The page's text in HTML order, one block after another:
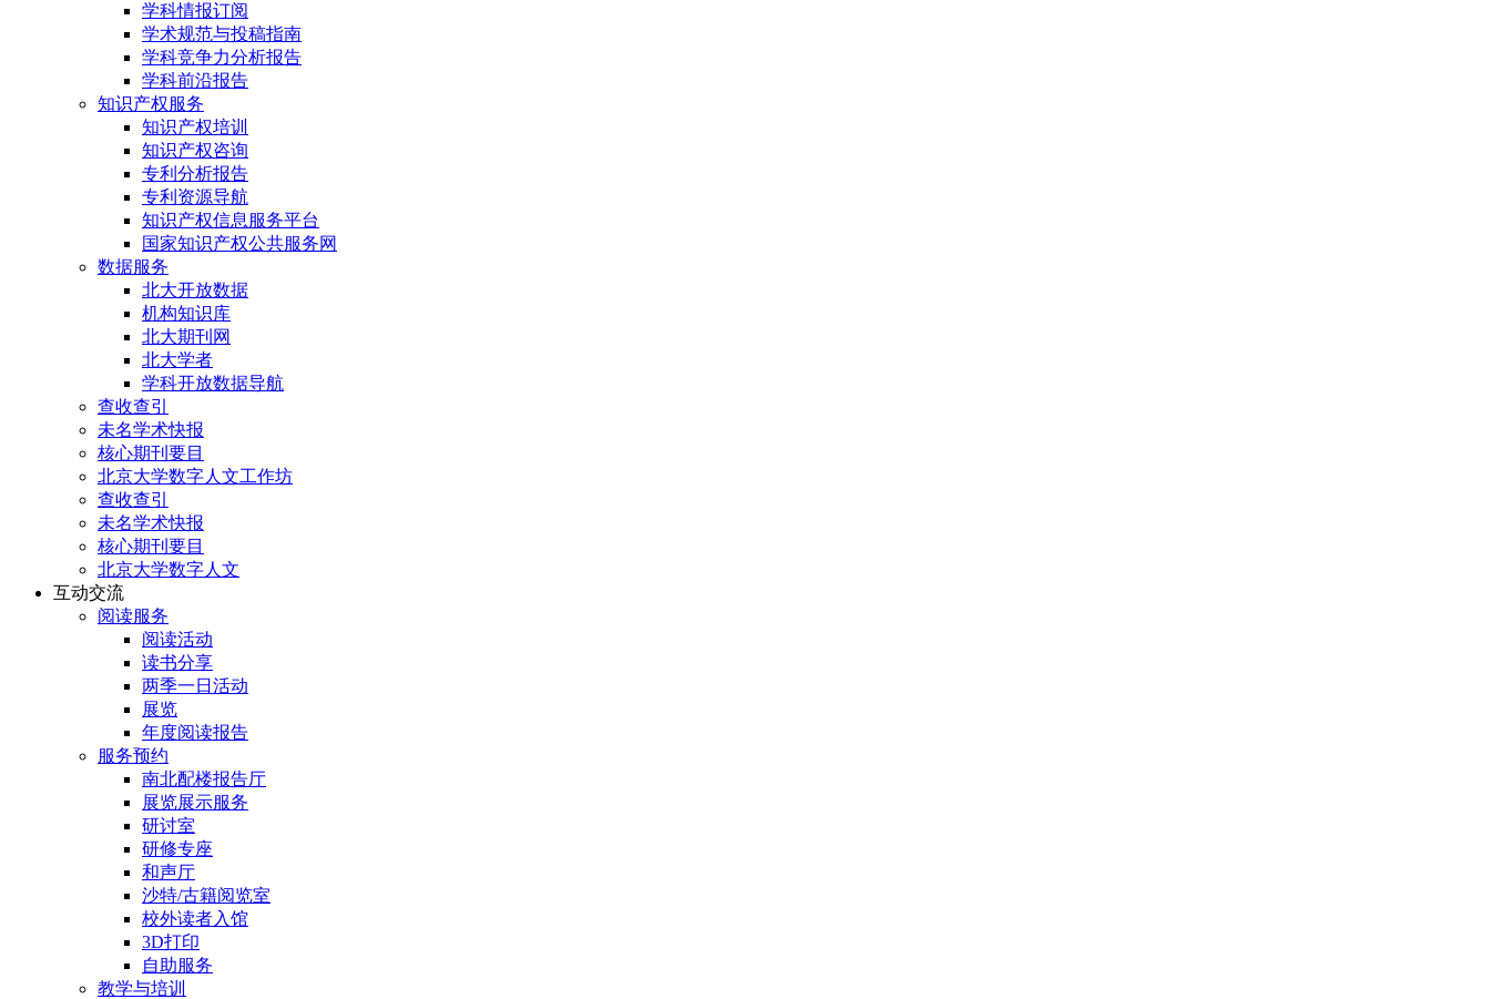
学科情报订阅
学术规范与投稿指南
学科竞争力分析报告
学科前沿报告
知识产权服务
知识产权培训
知识产权咨询
专利分析报告
专利资源导航
知识产权信息服务平台
国家知识产权公共服务网
数据服务
北大开放数据
机构知识库
北大期刊网
北大学者
学科开放数据导航
查收查引
未名学术快报
核心期刊要目
北京大学数字人文工作坊
查收查引
未名学术快报
核心期刊要目
北京大学数字人文
互动交流
阅读服务
阅读活动
读书分享
两季一日活动
展览
年度阅读报告
服务预约
南北配楼报告厅
展览展示服务
研讨室
研修专座
和声厅
沙特/古籍阅览室
校外读者入馆
3D打印
自助服务
教学与培训